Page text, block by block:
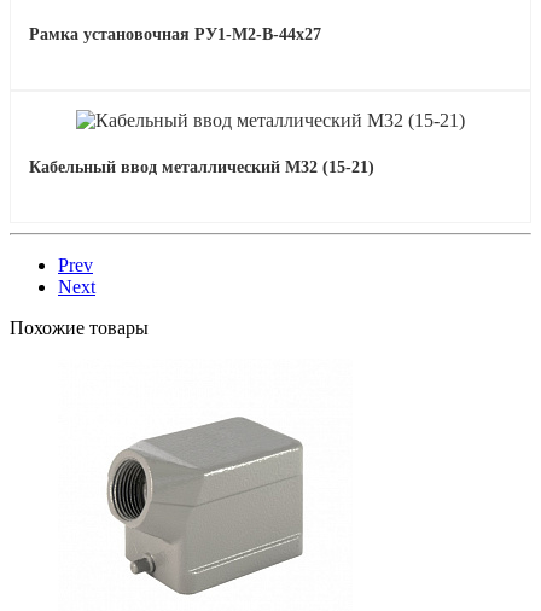
Рамка установочная РУ1-М2-В-44х27
Кабельный ввод металлический М32 (15-21)
Prev
Next
Похожие товары